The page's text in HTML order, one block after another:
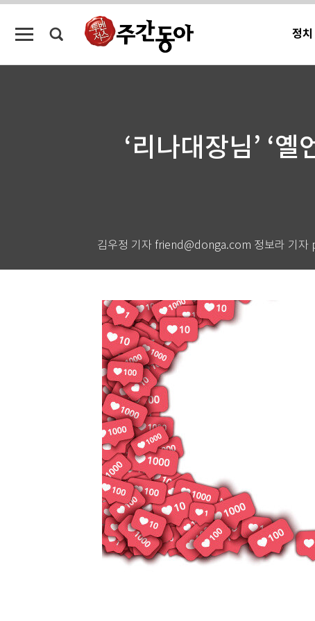
정치
‘리나대장님’ ‘
김우정 기자 friend@donga.com 정보라 기